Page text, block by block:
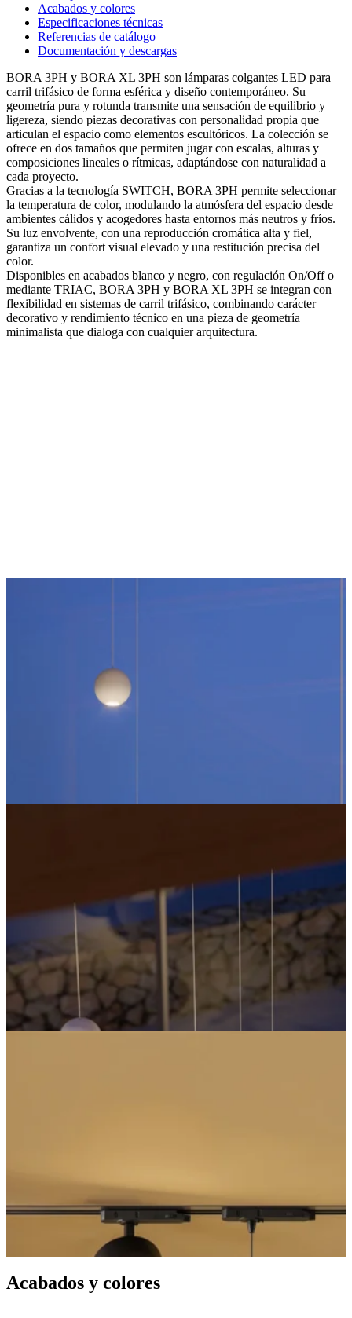
Acabados y colores
Especificaciones técnicas
Referencias de catálogo
Documentación y descargas
BORA 3PH y BORA XL 3PH son lámparas colgantes LED para
carril trifásico de forma esférica y diseño contemporáneo. Su
geometría pura y rotunda transmite una sensación de equilibrio y
ligereza, siendo piezas decorativas con personalidad propia que
articulan el espacio como elementos escultóricos. La colección se
ofrece en dos tamaños que permiten jugar con escalas, alturas y
composiciones lineales o rítmicas, adaptándose con naturalidad a
cada proyecto.
Gracias a la tecnología SWITCH, BORA 3PH permite seleccionar
la temperatura de color, modulando la atmósfera del espacio desde
ambientes cálidos y acogedores hasta entornos más neutros y fríos.
Su luz envolvente, con una reproducción cromática alta y fiel,
garantiza un confort visual elevado y una restitución precisa del
color.
Disponibles en acabados blanco y negro, con regulación On/Off o
mediante TRIAC, BORA 3PH y BORA XL 3PH se integran con
flexibilidad en sistemas de carril trifásico, combinando carácter
decorativo y rendimiento técnico en una pieza de geometría
minimalista que dialoga con cualquier arquitectura.
Acabados y colores